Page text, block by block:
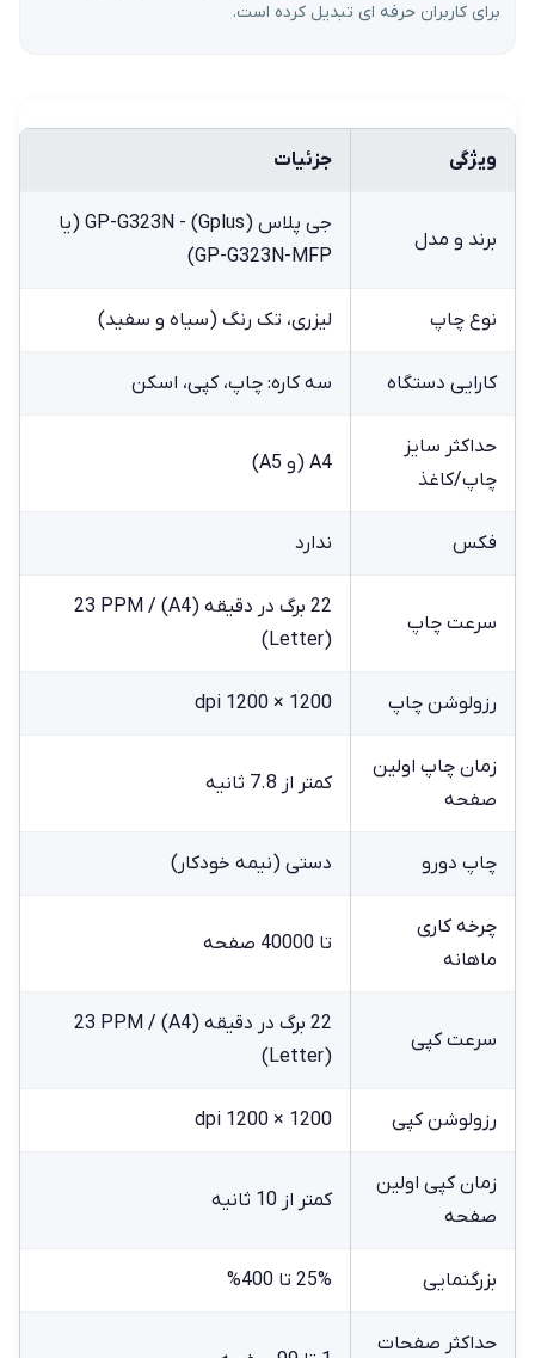
برای کاربران حرفه ای تبدیل کرده است.
ویژگی جزئیات
برند و مدل
جی پلاس (Gplus) - GP-G323N (یا
GP-G323N-MFP)
نوع چاپ لیزری، تک رنگ (سیاه و سفید)
کارایی دستگاه سه کاره: چاپ، کپی، اسکن
حداکثر سایز
چاپ/کاغذ
A4 (و A5)
فکس ندارد
سرعت چاپ
22 برگ در دقیقه (A4) / 23 PPM
(Letter)
رزولوشن چاپ 1200 × 1200 dpi
زمان چاپ اولین
صفحه
کمتر از 7.8 ثانیه
چاپ دورو دستی (نیمه خودکار)
چرخه کاری
ماهانه
تا 40000 صفحه
سرعت کپی
22 برگ در دقیقه (A4) / 23 PPM
(Letter)
رزولوشن کپی 1200 × 1200 dpi
زمان کپی اولین
صفحه
کمتر از 10 ثانیه
بزرگنمایی 25% تا 400%
حداکثر صفحات